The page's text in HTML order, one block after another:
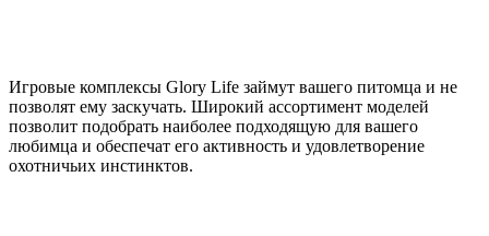
Игровые комплексы Glory Life займут вашего питомца и не
позволят ему заскучать. Широкий ассортимент моделей
позволит подобрать наиболее подходящую для вашего
любимца и обеспечат его активность и удовлетворение
охотничьих инстинктов.